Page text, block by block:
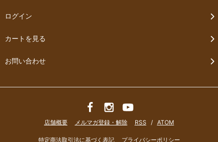
ログイン
カートを見る
お問い合わせ
店舗概要 メルマガ登録・解除 RSS / ATOM
特定商法取引法に基づく表記 プライバシーポリシー